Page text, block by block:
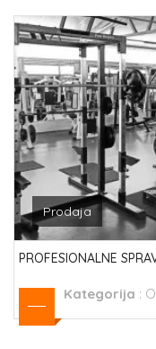
Prodaja
PROFESIONALNE
Kategorija :